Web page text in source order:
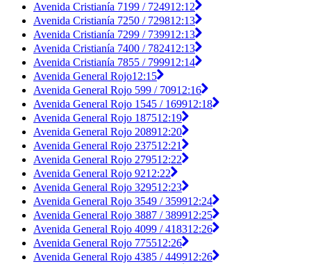
Avenida Cristianía 7199 / 724912:12
Avenida Cristianía 7250 / 729812:13
Avenida Cristianía 7299 / 739912:13
Avenida Cristianía 7400 / 782412:13
Avenida Cristianía 7855 / 799912:14
Avenida General Rojo12:15
Avenida General Rojo 599 / 70912:16
Avenida General Rojo 1545 / 169912:18
Avenida General Rojo 187512:19
Avenida General Rojo 208912:20
Avenida General Rojo 237512:21
Avenida General Rojo 279512:22
Avenida General Rojo 9212:22
Avenida General Rojo 329512:23
Avenida General Rojo 3549 / 359912:24
Avenida General Rojo 3887 / 389912:25
Avenida General Rojo 4099 / 418312:26
Avenida General Rojo 775512:26
Avenida General Rojo 4385 / 449912:26